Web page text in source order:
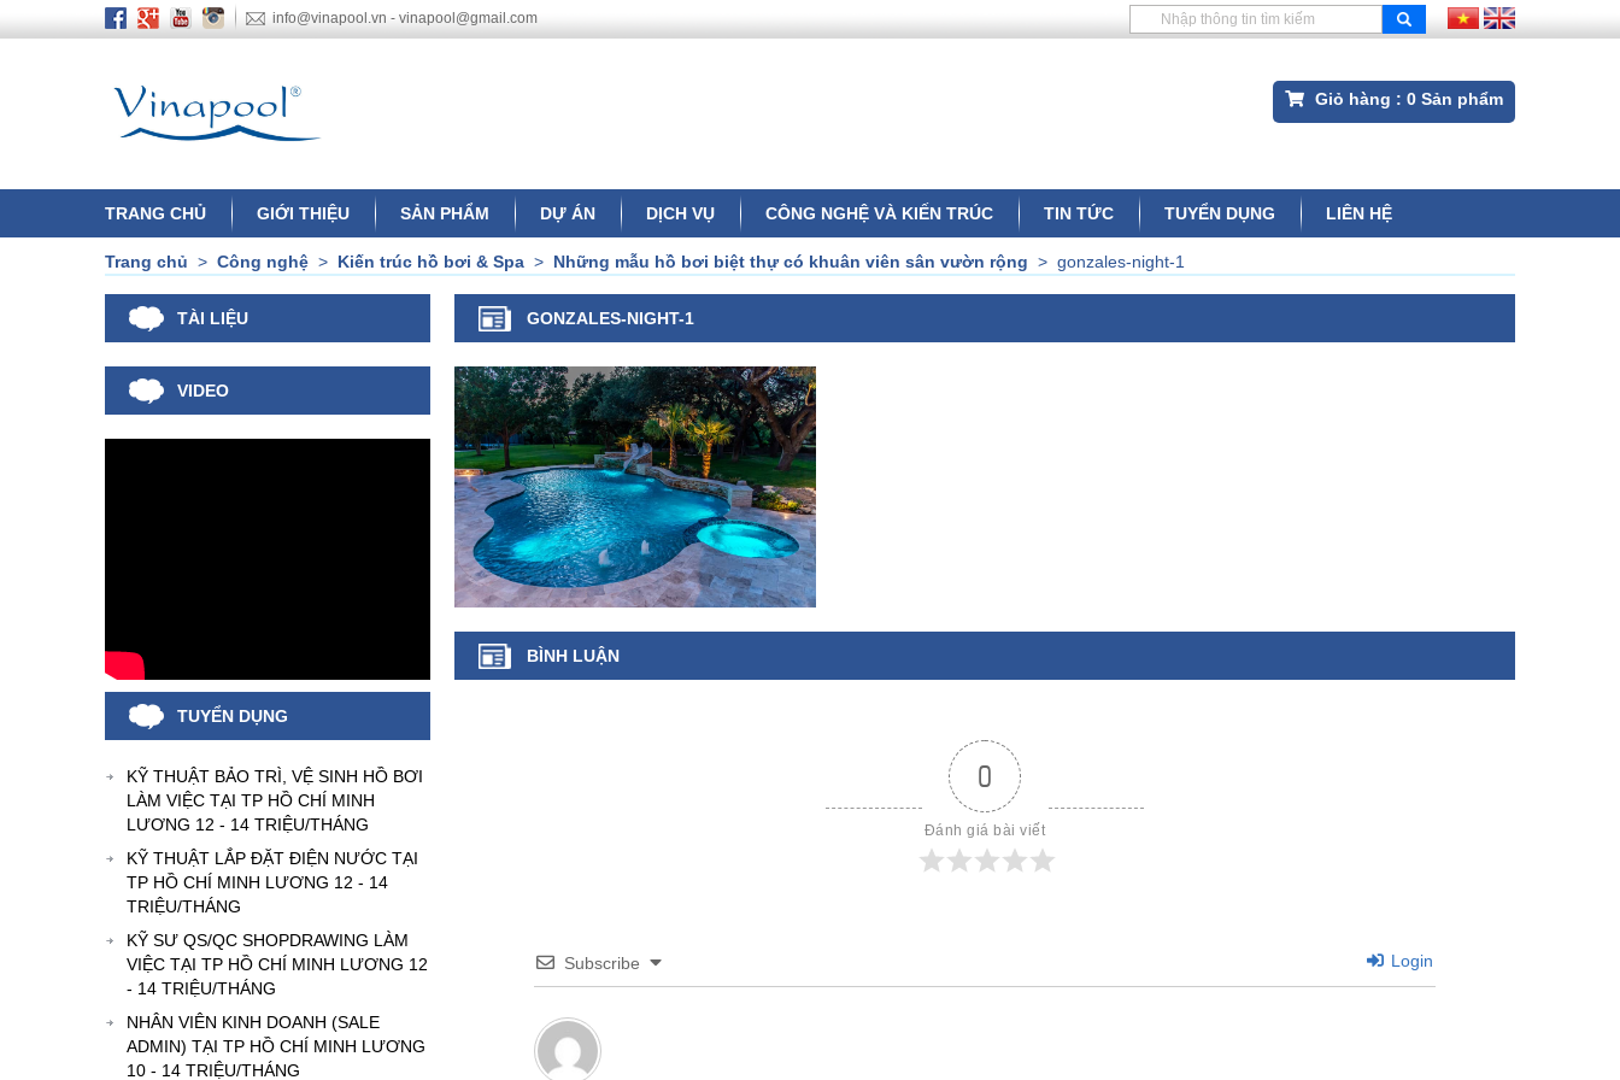
info@vinapool.vn - vinapool@gmail.com
Giỏ hàng : 0 Sản phẩm
TRANG CHỦ GIỚI THIỆU SẢN PHẨM DỰ ÁN DỊCH VỤ CÔNG NGHỆ VÀ KIẾN TRÚC TIN TỨC TUYỂN DỤNG LIÊN HỆ
Trang chủ > Công nghệ > Kiến trúc hồ bơi & Spa > Những mẫu hồ bơi biệt thự có khuân viên sân vườn rộng > gonzales-night-1
TÀI LIỆU
VIDEO
TUYỂN DỤNG
KỸ THUẬT BẢO TRÌ, VỆ SINH HỒ BƠI
LÀM VIỆC TẠI TP HỒ CHÍ MINH
LƯƠNG 12 - 14 TRIỆU/THÁNG
KỸ THUẬT LẮP ĐẶT ĐIỆN NƯỚC TẠI
TP HỒ CHÍ MINH LƯƠNG 12 - 14
TRIỆU/THÁNG
KỸ SƯ QS/QC SHOPDRAWING LÀM
VIỆC TẠI TP HỒ CHÍ MINH LƯƠNG 12
- 14 TRIỆU/THÁNG
NHÂN VIÊN KINH DOANH (SALE
ADMIN) TẠI TP HỒ CHÍ MINH LƯƠNG
10 - 14 TRIỆU/THÁNG
GONZALES-NIGHT-1
BÌNH LUẬN
0
Đánh giá bài viết
Subscribe Login